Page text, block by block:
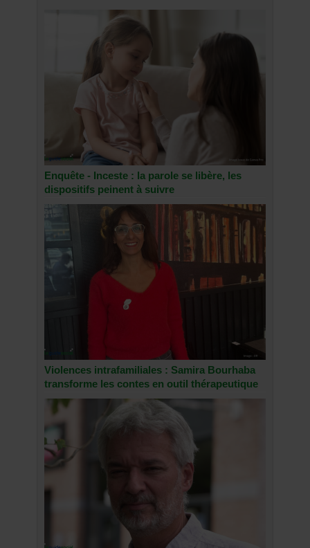
Enquête - Inceste : la parole se libère, les
dispositifs peinent à suivre
Violences intrafamiliales : Samira Bourhaba
transforme les contes en outil thérapeutique